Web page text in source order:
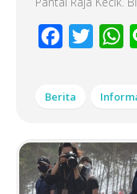
Facebook
Twitter
Berita